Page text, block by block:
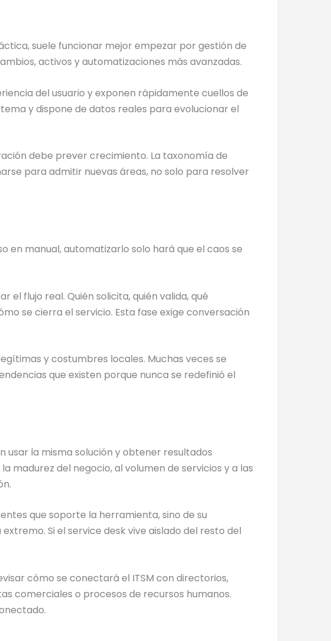
suele funcionar mejor empezar por gestión de
activos y automatizaciones más avanzadas.
del usuario y exponen rápidamente cuellos de
y dispone de datos reales para evolucionar el
debe prever crecimiento. La taxonomía de
para admitir nuevas áreas, no solo para resolver
en manual, automatizarlo solo hará que el caos se
flujo real. Quién solicita, quién valida, qué
se cierra el servicio. Esta fase exige conversación
y costumbres locales. Muchas veces se
que existen porque nunca se redefinió el
usar la misma solución y obtener resultados
madurez del negocio, al volumen de servicios y a las
que soporte la herramienta, sino de su
Si el service desk vive aislado del resto del
cómo se conectará el ITSM con directorios,
comerciales o procesos de recursos humanos.